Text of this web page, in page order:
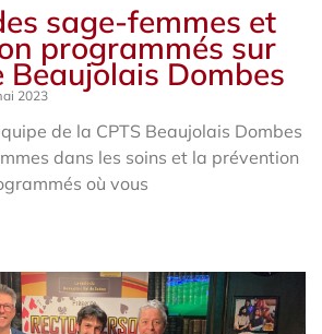
sage-femmes et
programmés sur
Dombes
2023
de la CPTS Beaujolais Dombes
dans les soins et la prévention
où vous